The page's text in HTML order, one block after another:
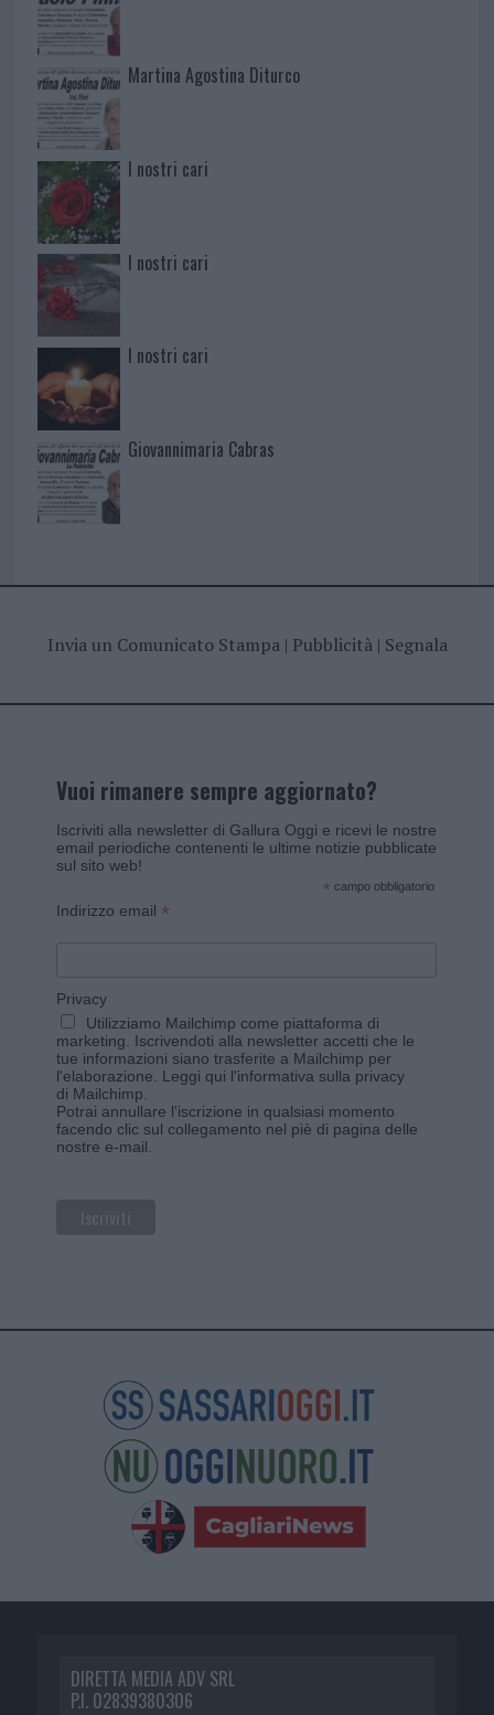
Martina Agostina Diturco
I nostri cari
I nostri cari
I nostri cari
Giovannimaria Cabras
Invia un Comunicato Stampa| Pubblicità| Segnala
Vuoi rimanere sempre aggiornato?
Iscriviti alla newsletter di Gallura Oggi e ricevi le nostre
email periodiche contenenti le ultime notizie pubblicate
sul sito web!
* campo obbligatorio
Indirizzo email *
Privacy
Utilizziamo Mailchimp come piattaforma di
marketing. Iscrivendoti alla newsletter accetti che le
tue informazioni siano trasferite a Mailchimp per
l'elaborazione. Leggi qui l'informativa sulla privacy
di Mailchimp
Potrai annullare l'iscrizione in qualsiasi momento
facendo clic sul collegamento nel piè di pagina delle
nostre e-mail.
DIRETTA MEDIA ADV SRL
P.I. 02839380306